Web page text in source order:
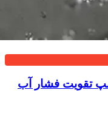
تقویت فشار آب